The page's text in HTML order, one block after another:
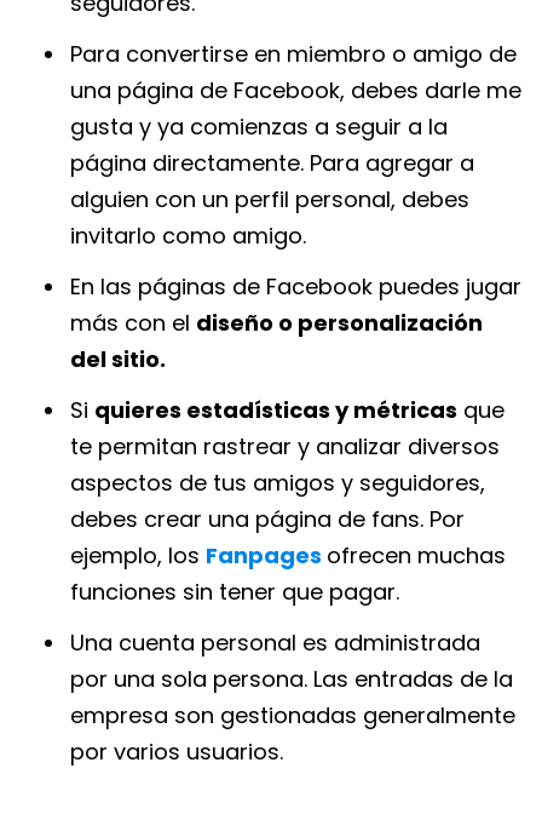
Para convertirse en miembro o amigo de
una página de Facebook, debes darle me
gusta y ya comienzas a seguir a la
página directamente. Para agregar a
alguien con un perfil personal, debes
invitarlo como amigo.
En las páginas de Facebook puedes jugar
más con el diseño o personalización
del sitio.
Si quieres estadísticas y métricas que
te permitan rastrear y analizar diversos
aspectos de tus amigos y seguidores,
debes crear una página de fans. Por
ejemplo, los Fanpages ofrecen muchas
funciones sin tener que pagar.
Una cuenta personal es administrada
por una sola persona. Las entradas de la
empresa son gestionadas generalmente
por varios usuarios.